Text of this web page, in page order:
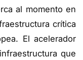
al momento en
crítica
El acelerador
que